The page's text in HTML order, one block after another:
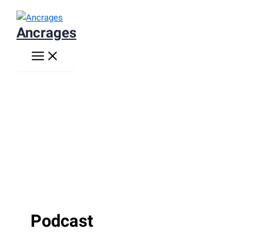
Aller
contenu
Ancrages
Podcast